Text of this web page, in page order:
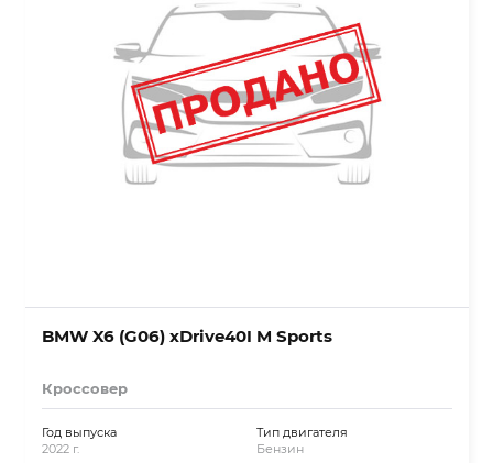
BMW X6 (G06) xDrive40I M Sports
Кроссовер
Год выпуска
2022 г.
Тип двигателя
Бензин